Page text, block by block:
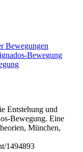
Bewegungen
Bewegung
Entstehung und
Bewegung. Eine
München,
1494893